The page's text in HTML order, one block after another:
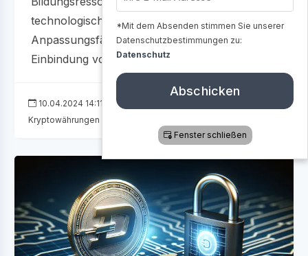
technologische Innovationen,
Anpassungsfähigkeit und Community-
Einbindung von anderen Anbietern ab....
10.04.2024 14:11
Kryptowährungen
*Mit dem Absenden stimmen Sie unserer
Datenschutzbestimmungen zu:
Datenschutz
Abschicken
Fenster schließen